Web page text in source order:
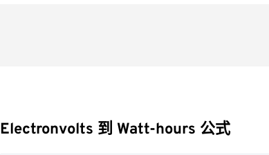
Electronvolts 到 Watt-hours 公式